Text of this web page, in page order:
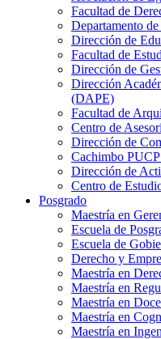
Facultad de
Departamento
Dirección de
Facultad de
Dirección de
Dirección
(DAPE)
Facultad de
Centro de
Dirección de
Cachimbo
Dirección de
Centro de
Posgrado
Maestría en
Escuela de
Escuela de
Derecho y
Maestría en
Maestría en
Maestría en
Maestría en
Maestría en